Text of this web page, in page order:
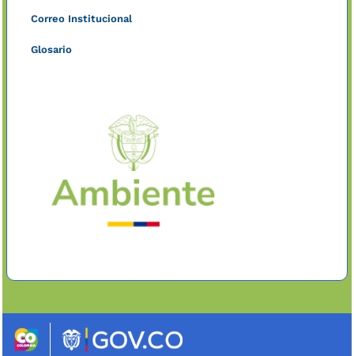
Correo Institucional
Glosario